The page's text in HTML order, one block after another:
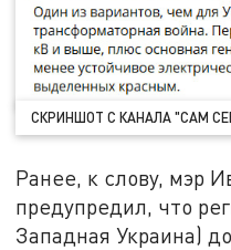
СКРИНШОТ С КАНАЛА "САМ
Ранее, к слову, мэр
предупредил, что
Западная Украина)